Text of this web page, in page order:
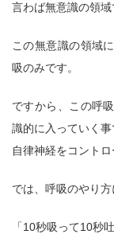
言わば無意識の領域
この無意識の領域
吸のみです。
ですから、この呼
識的に入っていく事
自律神経をコント
では、呼吸のやり方
「10秒吸って10秒吐